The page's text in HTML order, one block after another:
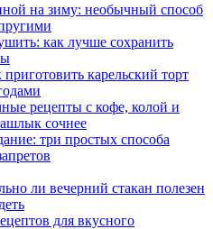
на зиму: необычный способ
как лучше сохранить
карельский торт
рецепты с кофе, колой и
сочнее
три простых способа
ли вечерний стакан полезен
для вкусного